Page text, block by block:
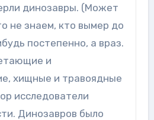
динозавры. (Может
не знаем, кто вымер до
постепенно, а враз.
и
хищные и травоядные
исследователи
Динозавров было